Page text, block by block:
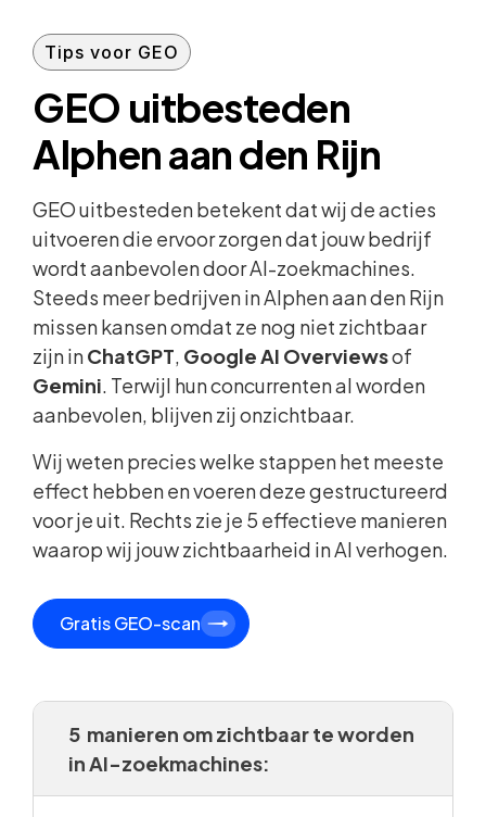
Tips voor GEO
GEO uitbesteden
Alphen aan den Rijn
GEO uitbesteden betekent dat wij de acties
uitvoeren die ervoor zorgen dat jouw bedrijf
wordt aanbevolen door AI-zoekmachines.
Steeds meer bedrijven in Alphen aan den Rijn
missen kansen omdat ze nog niet zichtbaar
zijn inChatGPT, Google AI Overviewsof
Gemini. Terwijl hun concurrenten al worden
aanbevolen, blijven zij onzichtbaar.
Wij weten precies welke stappen het meeste
effect hebben en voeren deze gestructureerd
voor je uit. Rechts zie je 5 effectieve manieren
waarop wij jouw zichtbaarheid in AI verhogen.
Gratis GEO-scan
5 manieren om zichtbaar te worden
in AI-zoekmachines: